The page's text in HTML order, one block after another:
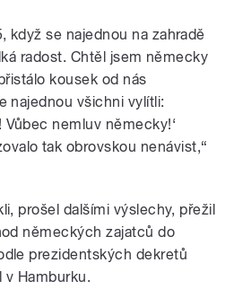
když se najednou na zahradě
radost. Chtěl jsem německy
kousek od nás
najednou všichni vylítli:
nemluv německy!‘
tak obrovskou nenávist,“
prošel dalšími výslechy, přežil
německých zajatců do
prezidentských dekretů
v Hamburku.